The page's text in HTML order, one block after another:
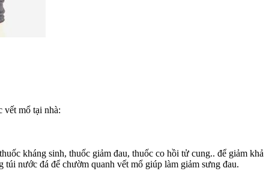
vết mổ tại nhà:
kháng sinh, thuốc giảm đau, thuốc co hồi tử cung.. để giảm khả
nước đá để chườm quanh vết mổ giúp làm giảm sưng đau.